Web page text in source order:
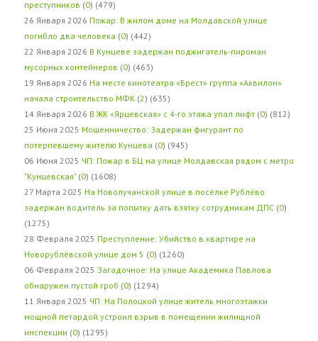
преступников (0) (479)
26 Января 2026 Пожар: В жилом доме на Молдавской улице
погибло два человека (0) (442)
22 Января 2026 В Кунцеве задержан поджигатель-пироман
мусорных контейнеров (0) (463)
19 Января 2026 На месте кинотеатра «Брест» группа «Аквилон»
начала строительство МФК (2) (635)
14 Января 2026 В ЖК «Ярцевская» с 4-го этажа упал лифт (0) (812)
25 Июня 2025 Мошенничество: Задержан фигурант по
потерпевшему жителю Кунцева (0) (945)
06 Июня 2025 ЧП: Пожар в БЦ на улице Молдавская рядом с метро
"Кунцевская" (0) (1608)
27 Марта 2025 На Новолучанской улице в посёлке Рублёво
задержан водитель за попытку дать взятку сотрудникам ДПС (0)
(1275)
28 Февраля 2025 Преступление: Убийство в квартире на
Новорублёвской улице дом 5 (0) (1260)
06 Февраля 2025 Загадочное: На улице Академика Павлова
обнаружен пустой гроб (0) (1294)
11 Января 2025 ЧП: На Полоцкой улице житель многоэтажки
мощной петардой устроил взрыв в помещении жилищной
инспекции (0) (1295)